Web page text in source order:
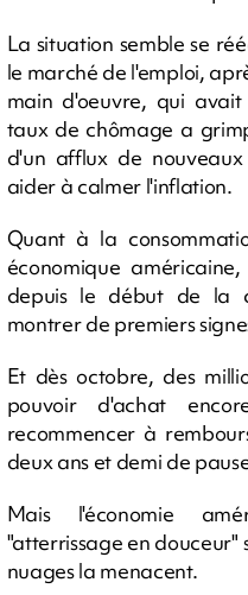
La situation semble se
le marché de l'emploi,
main d'oeuvre, qui
taux de chômage a
d'un afflux de
aider à calmer l'inflation.
Quant à la
économique
depuis le début de la
montrer de premiers
Et dès octobre, des
pouvoir d'achat
recommencer à
deux ans et demi de
Mais l'économie
"atterrissage en douceur"
nuages la menacent.